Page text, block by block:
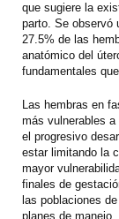
que sugiere la
parto. Se observó
27.5% de las
anatómico del
fundamentales
Las hembras en
más vulnerables
el progresivo
estar limitando la
mayor
finales de
las poblaciones
planes de manejo.